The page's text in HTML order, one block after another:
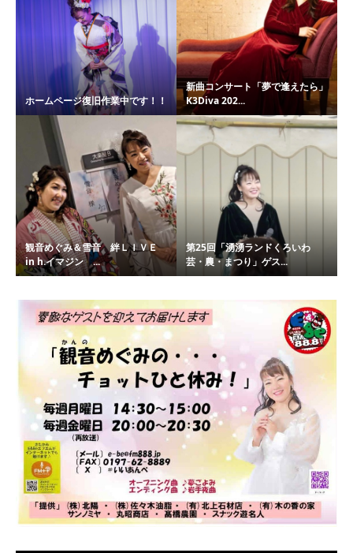
ホームページ復旧作業中です！！
新曲コンサート「夢で逢えたら」
K3Diva 202...
観音めぐみ＆雪音 絆ＬＩＶＥ
in h.イマジン ...
第25回「湧湧ランドくろいわ
芸・農・まつり」ゲス...